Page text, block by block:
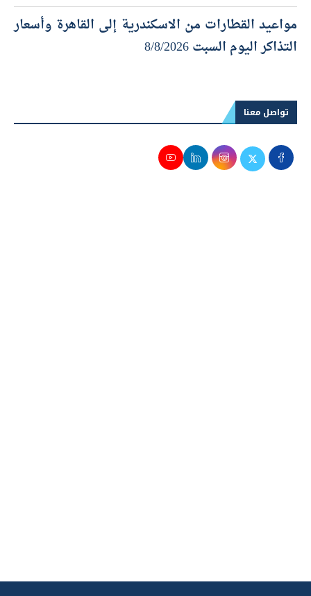
مواعيد القطارات من الاسكندرية إلى القاهرة وأسعار
التذاكر اليوم السبت 8/8/2026
تواصل معنا